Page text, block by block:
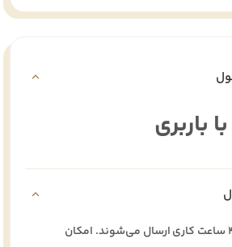
باربری
سفارشات طی ۲۴ تا ۴۸ ساعت کاری ارسال می‌شوند. امکان